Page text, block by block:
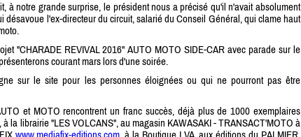
à notre grande surprise, le président nous a précisé qu'il n'avait absolument
désavoue l'ex-directeur du circuit, salarié du Conseil Général, qui clame haut
"CHARADE REVIVAL 2016" AUTO MOTO SIDE-CAR avec parade sur le
courant mars lors d'une soirée.
sur le site pour les personnes éloignées ou qui ne pourront pas être
et MOTO rencontrent un franc succès, déjà plus de 1000 exemplaires
la librairie "LES VOLCANS", au magasin KAWASAKI - TRANSACT'MOTO à
www.mediafix-editions.com, à la Boutique LVA, aux éditions du PALMIER,